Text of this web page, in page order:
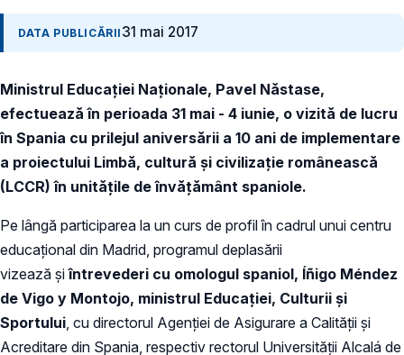
DATA PUBLICĂRII 31 mai 2017
Ministrul Educației Naționale, Pavel Năstase,
efectuează în perioada 31 mai - 4 iunie, o vizită de lucru
în Spania cu prilejul aniversării a 10 ani de implementare
a proiectului Limbă, cultură și civilizație românească
(LCCR) în unitățile de învățământ spaniole.
Pe lângă participarea la un curs de profil în cadrul unui centru
educațional din Madrid, programul deplasării
vizează șiîntrevederi cu omologul spaniol, Íñigo Méndez
de Vigo y Montojo, ministrul Educației, Culturii și
Sportului , cu directorul Agenției de Asigurare a Calității și
Acreditare din Spania, respectiv rectorul Universității Alcalá de